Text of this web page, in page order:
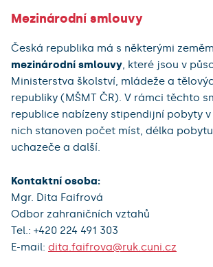
Mezinárodní smlouvy
Česká republika má s některými
mezinárodní smlouvy , které jsou v
Ministerstva školství, mládeže a
republiky (MŠMT ČR). V rámci těchto
republice nabízeny stipendijní pobyty
nich stanoven počet míst, délka
uchazeče a další.
Kontaktní osoba:
Mgr. Dita Faifrová
Odbor zahraničních vztahů
Tel.: +420 224 491 303
E-mail: dita.faifrova@ruk.cuni.cz